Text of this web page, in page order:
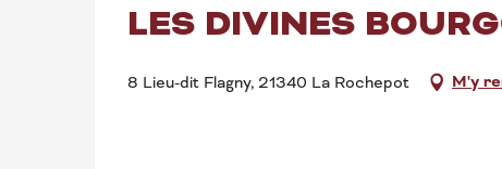
LES DIVINES
8 Lieu-dit Flagny, 21340 La Rochepot M'y